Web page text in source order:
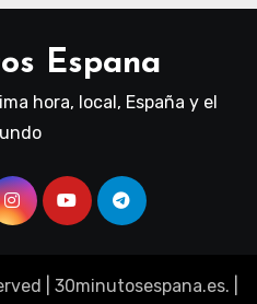
Espana
hora, local, España y el
30minutosespana.es. |